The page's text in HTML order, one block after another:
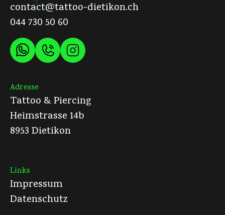
contact@tattoo-dietikon.ch
044 730 50 60
Adresse
Tattoo & Piercing
Heimstrasse 14b
8953 Dietikon
Links
Impressum
Datenschutz